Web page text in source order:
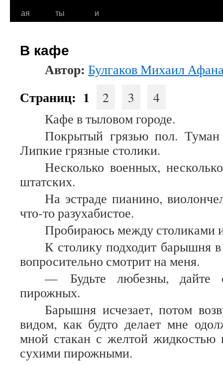
ая
ты
и
В кафе
Автор: Булгаков Михаил
Страниц: 1 2 3
4
Кафе в тыловом городе.
Покрытый грязью пол. Туман
Липкие грязные столики.
Несколько военных,
штатских.
На эстраде пианино,
что-то разухабистое.
Пробираюсь между столиками
К столику подходит барышня
вопросительно смотрит на меня.
— Будьте любезны, дайте
пирожных.
Барышня исчезает, потом
видом, как будто делает мне
мной стакан с желтой жидкостью
сухими пирожными.